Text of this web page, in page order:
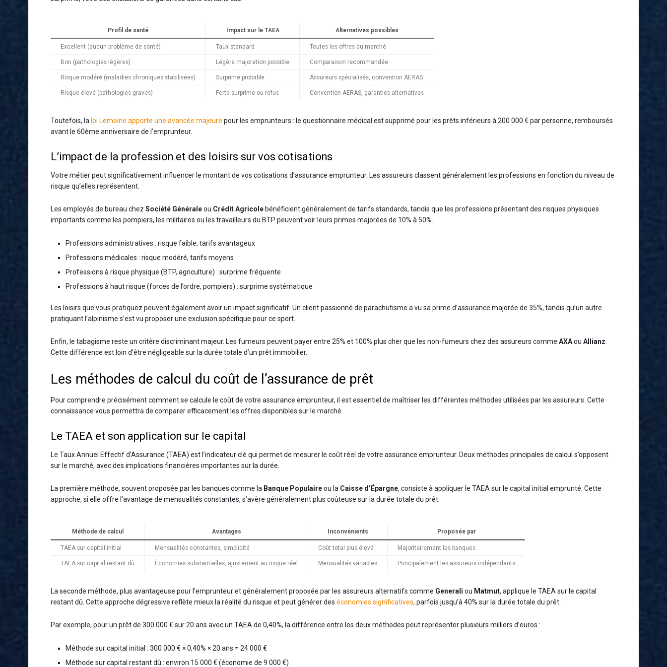
Profil de santé Impact sur le TAEA Alternatives possibles
Excellent (aucun problème de santé) Taux standard Toutes les offres du marché
Bon (pathologies légères) Légère majoration possible Comparaison recommandée
Risque modéré (maladies chroniques stabilisées) Surprime probable Assureurs spécialisés, convention AERAS
Risque élevé (pathologies graves) Forte surprime ou refus Convention AERAS, garanties alternatives
Toutefois, la loi Lemoine apporte une avancée majeure pour les emprunteurs : le questionnaire médical est supprimé pour les prêts inférieurs à 200 000 € par personne, remboursés
avant le 60ème anniversaire de l’emprunteur.
L’impact de la profession et des loisirs sur vos cotisations
Votre métier peut significativement influencer le montant de vos cotisations d’assurance emprunteur. Les assureurs classent généralement les professions en fonction du niveau de
risque qu’elles représentent.
Les employés de bureau chez Société Généraleou Crédit Agricole bénéficient généralement de tarifs standards, tandis que les professions présentant des risques physiques
importants comme les pompiers, les militaires ou les travailleurs du BTP peuvent voir leurs primes majorées de 10% à 50%.
Professions administratives : risque faible, tarifs avantageux
Professions médicales : risque modéré, tarifs moyens
Professions à risque physique (BTP, agriculture) : surprime fréquente
Professions à haut risque (forces de l’ordre, pompiers) : surprime systématique
Les loisirs que vous pratiquez peuvent également avoir un impact significatif. Un client passionné de parachutisme a vu sa prime d’assurance majorée de 35%, tandis qu’un autre
pratiquant l’alpinisme s’est vu proposer une exclusion spécifique pour ce sport.
Enfin, le tabagisme reste un critère discriminant majeur. Les fumeurs peuvent payer entre 25% et 100% plus cher que les non-fumeurs chez des assureurs comme AXAou Allianz
Cette différence est loin d’être négligeable sur la durée totale d’un prêt immobilier.
Les méthodes de calcul du coût de l’assurance de prêt
Pour comprendre précisément comment se calcule le coût de votre assurance emprunteur, il est essentiel de maîtriser les différentes méthodes utilisées par les assureurs. Cette
connaissance vous permettra de comparer efficacement les offres disponibles sur le marché.
Le TAEA et son application sur le capital
Le Taux Annuel Effectif d’Assurance (TAEA) est l’indicateur clé qui permet de mesurer le coût réel de votre assurance emprunteur. Deux méthodes principales de calcul s’opposent
sur le marché, avec des implications financières importantes sur la durée.
La première méthode, souvent proposée par les banques comme la Banque Populaireou la Caisse d’Épargne, consiste à appliquer le TAEA sur le capital initial emprunté. Cette
approche, si elle offre l’avantage de mensualités constantes, s’avère généralement plus coûteuse sur la durée totale du prêt.
Méthode de calcul Avantages Inconvénients Proposée par
TAEA sur capital initial Mensualités constantes, simplicité Coût total plus élevé Majoritairement les banques
TAEA sur capital restant dû Économies substantielles, ajustement au risque réel Mensualités variables Principalement les assureurs indépendants
La seconde méthode, plus avantageuse pour l’emprunteur et généralement proposée par les assureurs alternatifs comme Generali ou Matmut, applique le TAEA sur le capital
restant dû. Cette approche dégressive reflète mieux la réalité du risque et peut générer des économies significatives, parfois jusqu’à 40% sur la durée totale du prêt.
Par exemple, pour un prêt de 300 000 € sur 20 ans avec un TAEA de 0,40%, la différence entre les deux méthodes peut représenter plusieurs milliers d’euros :
Méthode sur capital initial : 300 000 € × 0,40% × 20 ans = 24 000 €
Méthode sur capital restant dû : environ 15 000 € (économie de 9 000 €)